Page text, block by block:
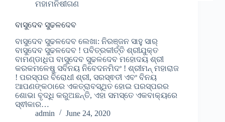
ମହାମନିଷୀଗଣ
ବାସୁଦେବ ସୁଢଳଦେବ
ବାସୁଦେବ ସୁଢଳଦେବ ଲେଖା: ନିରଞ୍ଜନ ସାହୁ ସାର୍
ବାସୁଦେବ ସୁଢଳଦେବ ! ପବିତ୍ରକୀର୍ତ୍ତି ଶ୍ରୀଯୁକ୍ତ
ବାମଣ୍ଡାଧିପ ବାସୁଦେବ ସୁଢଳଦେବ ମହୋଦୟ ଶ୍ରୀ
କରକମଳେଷୁ ସବିନୟ ନିବେଦନମିଦଂ ! ଶ୍ରୀମନ୍ ମହାରାଜ
! ପରସ୍ପର ବିରୋଧୀ ଶ୍ରୀ, ସରସ୍ଵତୀ ଏବଂ ବିନୟ
ଆପଣଙ୍କଠାରେ ଏକତ୍ରାବସ୍ଥିତ ହୋଇ ପରସ୍ପରର
ଶୋଭା ବୃଦ୍ଧି କରୁଅଛନ୍ତି, ଏହା ସମସ୍ତେ ଏକବାକ୍ୟରେ
ସ୍ଵୀକାର…
admin
June 24, 2020